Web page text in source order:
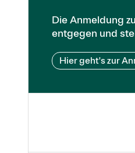
Die Anmeldung
entgegen und
Hier geht's zur